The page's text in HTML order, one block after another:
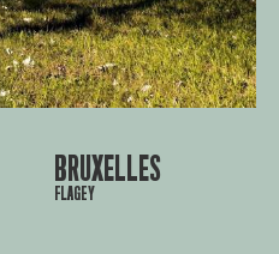
BRUXELLES
FLAGEY